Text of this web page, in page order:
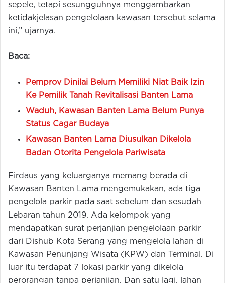
sepele, tetapi sesungguhnya menggambarkan
ketidakjelasan pengelolaan kawasan tersebut selama
ini,” ujarnya.
Baca:
Pemprov Dinilai Belum Memiliki Niat Baik Izin
Ke Pemilik Tanah Revitalisasi Banten Lama
Waduh, Kawasan Banten Lama Belum Punya
Status Cagar Budaya
Kawasan Banten Lama Diusulkan Dikelola
Badan Otorita Pengelola Pariwisata
Firdaus yang keluarganya memang berada di
Kawasan Banten Lama mengemukakan, ada tiga
pengelola parkir pada saat sebelum dan sesudah
Lebaran tahun 2019. Ada kelompok yang
mendapatkan surat perjanjian pengelolaan parkir
dari Dishub Kota Serang yang mengelola lahan di
Kawasan Penunjang Wisata (KPW) dan Terminal. Di
luar itu terdapat 7 lokasi parkir yang dikelola
perorangan tanpa perjanjian. Dan satu lagi, lahan